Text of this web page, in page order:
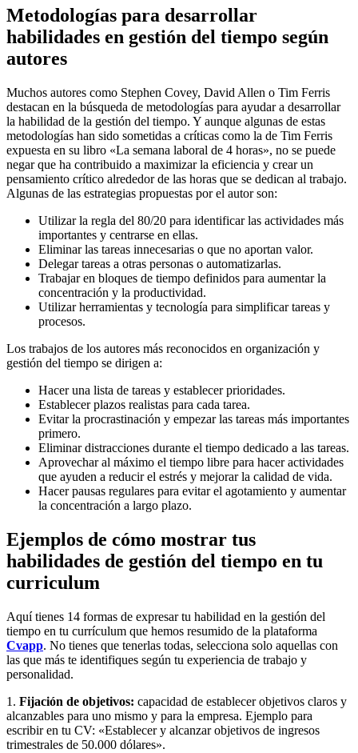
Metodologías para desarrollar
habilidades en gestión del tiempo según
autores
Muchos autores como Stephen Covey, David Allen o Tim Ferris
destacan en la búsqueda de metodologías para ayudar a desarrollar
la habilidad de la gestión del tiempo. Y aunque algunas de estas
metodologías han sido sometidas a críticas como la de Tim Ferris
expuesta en su libro «La semana laboral de 4 horas», no se puede
negar que ha contribuido a maximizar la eficiencia y crear un
pensamiento crítico alrededor de las horas que se dedican al trabajo.
Algunas de las estrategias propuestas por el autor son:
Utilizar la regla del 80/20 para identificar las actividades más
importantes y centrarse en ellas.
Eliminar las tareas innecesarias o que no aportan valor.
Delegar tareas a otras personas o automatizarlas.
Trabajar en bloques de tiempo definidos para aumentar la
concentración y la productividad.
Utilizar herramientas y tecnología para simplificar tareas y
procesos.
Los trabajos de los autores más reconocidos en organización y
gestión del tiempo se dirigen a:
Hacer una lista de tareas y establecer prioridades.
Establecer plazos realistas para cada tarea.
Evitar la procrastinación y empezar las tareas más importantes
primero.
Eliminar distracciones durante el tiempo dedicado a las tareas.
Aprovechar al máximo el tiempo libre para hacer actividades
que ayuden a reducir el estrés y mejorar la calidad de vida.
Hacer pausas regulares para evitar el agotamiento y aumentar
la concentración a largo plazo.
Ejemplos de cómo mostrar tus
habilidades de gestión del tiempo en tu
curriculum
Aquí tienes 14 formas de expresar tu habilidad en la gestión del
tiempo en tu currículum que hemos resumido de la plataforma
Cvapp. No tienes que tenerlas todas, selecciona solo aquellas con
las que más te identifiques según tu experiencia de trabajo y
personalidad.
1. Fijación de objetivos: capacidad de establecer objetivos claros y
alcanzables para uno mismo y para la empresa. Ejemplo para
escribir en tu CV: «Establecer y alcanzar objetivos de ingresos
trimestrales de 50.000 dólares».